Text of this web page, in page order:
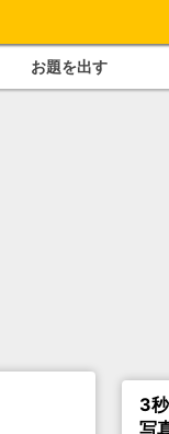
お題を出す
3
写